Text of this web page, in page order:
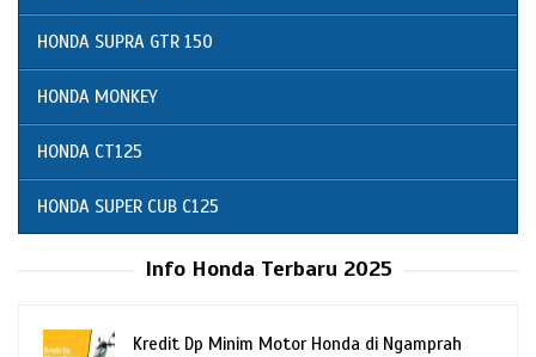
HONDA SUPRA GTR 150
HONDA MONKEY
HONDA CT125
HONDA SUPER CUB C125
Info Honda Terbaru 2025
Kredit Dp Minim Motor Honda di Ngamprah